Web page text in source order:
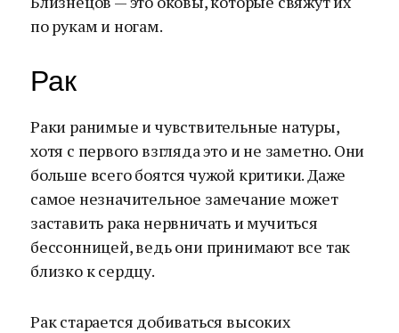
по рукам и ногам.
Рак
Раки ранимые и чувствительные натуры,
хотя с первого взгляда это и не заметно. Они
больше всего боятся чужой критики. Даже
самое незначительное замечание может
заставить рака нервничать и мучиться
бессонницей, ведь они принимают все так
близко к сердцу.
Рак старается добиваться высоких